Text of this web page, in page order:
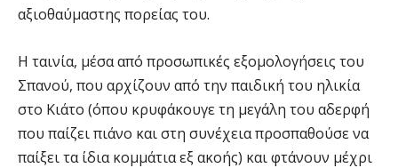
αξιοθαύμαστης πορείας του.
Η ταινία, μέσα από προσωπικές εξομολογήσεις του
Σπανού, που αρχίζουν από την παιδική του ηλικία
στο Κιάτο (όπου κρυφάκουγε τη μεγάλη του αδερφή
που παίζει πιάνο και στη συνέχεια προσπαθούσε να
παίξει τα ίδια κομμάτια εξ ακοής) και φτάνουν μέχρι